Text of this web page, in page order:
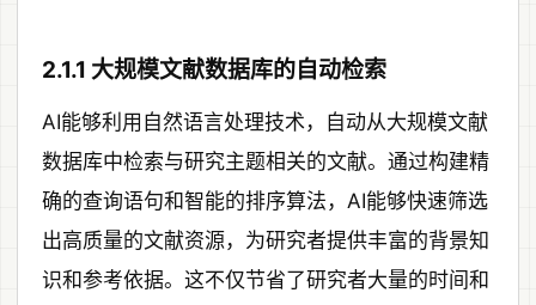
2.1.1 大规模文献数据库的自动检索
AI能够利用自然语言处理技术，自动从大规模文献
数据库中检索与研究主题相关的文献。通过构建精
确的查询语句和智能的排序算法，AI能够快速筛选
出高质量的文献资源，为研究者提供丰富的背景知
识和参考依据。这不仅节省了研究者大量的时间和